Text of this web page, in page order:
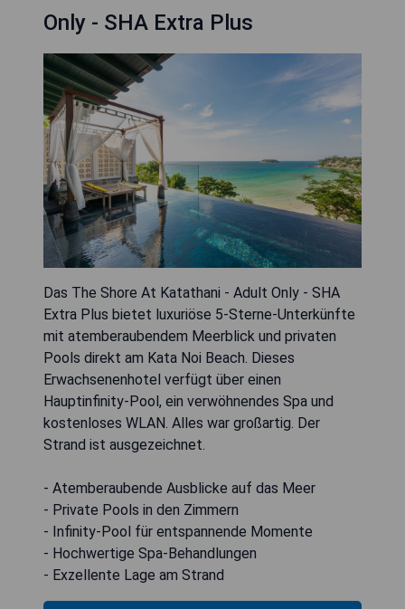
Only - SHA Extra Plus
Das The Shore At Katathani - Adult Only - SHA
Extra Plus bietet luxuriöse 5-Sterne-Unterkünfte
mit atemberaubendem Meerblick und privaten
Pools direkt am Kata Noi Beach. Dieses
Erwachsenenhotel verfügt über einen
Hauptinfinity-Pool, ein verwöhnendes Spa und
kostenloses WLAN. Alles war großartig. Der
Strand ist ausgezeichnet.
- Atemberaubende Ausblicke auf das Meer
- Private Pools in den Zimmern
- Infinity-Pool für entspannende Momente
- Hochwertige Spa-Behandlungen
- Exzellente Lage am Strand